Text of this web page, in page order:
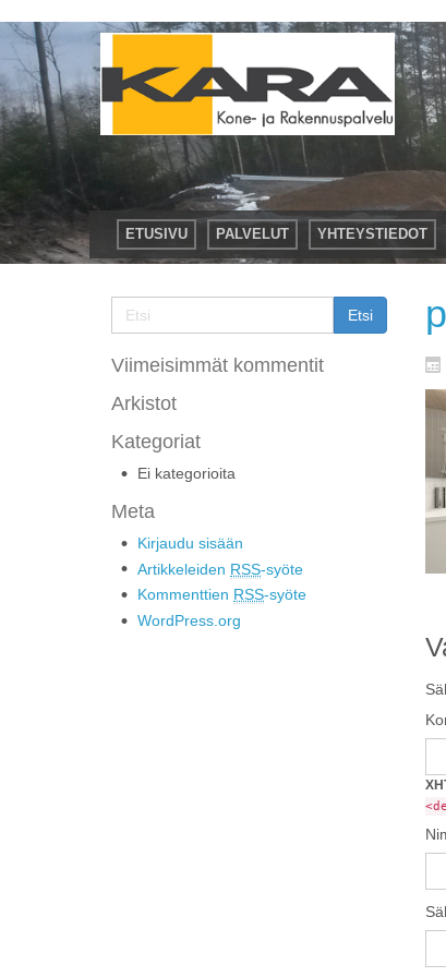
ETUSIVU PALVELUT YHTEYSTIEDOT
Viimeisimmät kommentit
Arkistot
Kategoriat
Ei kategorioita
Meta
Kirjaudu sisään
Artikkeleiden RSS-syöte
Kommenttien RSS-syöte
WordPress.org